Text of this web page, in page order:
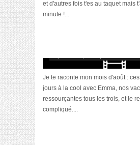
et d'autres fois t'es au taquet mais
minute !...
[Vidéo] Objectif Poids Santé
Je te raconte mon mois d'août :
jours à la cool avec Emma, nos
ressourçantes tous les trois, et le
compliqué....
[Vidéo] Objectif Poids Santé